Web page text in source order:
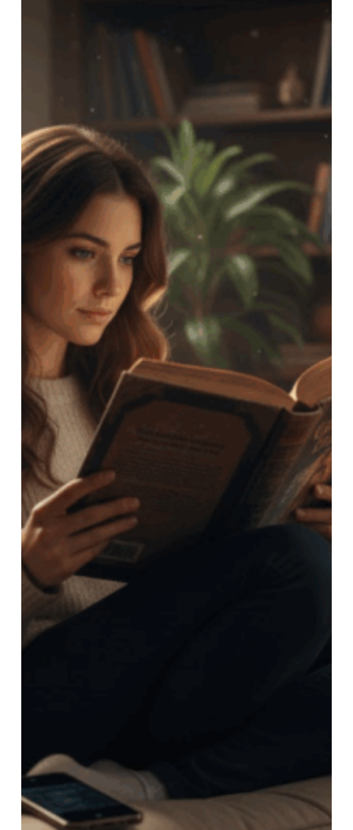
ספרי שמע ופודקאסטים ספרותיים. פורמט
גם מי שלא מוצא זמן לשבת עם ספר פיזי יכול
ליהנות מהידע והסיפור, בשגרת היום־יום או
בדרכים.
כיצד להישאר רלוונטיים
ככותבים גם בעידן
הדיגיטלי?
אכן הרבה השתנה בדרך שבה אנחנו קוראים
ספרים וגם בדרך בה נראים הספרים היום, אבל
יש דרכים לשמור על הרלוונטיות:
ספרים מודפסים
שימור חוויה אותנטית
על אף הפורמטים הדיגיטליים, ספרים מודפסים
שומרים על קסם ייחודי. המגע, הריח והעימוד
מאפשרים לקורא לצלול לחוויה מלאה ואותנטית,
שמחברת אותו לסיפור ברמה הרגשית והחושית.
ספר מודפס נותן תחושת מסורת ויציבות בעולם
משתנה ומאפשר לסופר לשמר את הקשר האישי
והחזק ביותר עם הקוראים שלו.
התאמה לפורמטים נוספים
גם אם אתם חסידי הספרים המודפסים, חשוב
להתאים את הכתיבה לפורמטים דיגיטליים או
לפלטפורמות שמע. זה מאפשר להגיע לקהל רחב
יותר, נותן מענה להעדפות שונות ומעניק לקורא
תחושת נגישות. הספר נמצא שם בשבילו, בכל
מקום ובכל זמן.
שיווק דיגיטלי
שימוש במדיה חברתית, בלוגים ופלטפורמות
שונות מאפשר לסופר ליצור קשר עם הקוראים,
לקבל פידבק ולבנות קהילה סביב היצירה. החיבור
הזה מחזק את ההשפעה של הספר ומועיל גם
הקוראים, יוצרות חיבור אנושי סביב אהבת
הספרים ומעניקות תחושה שכל קריאה היא חלק
מעולם ספרותי משותף ורחב יותר.
תפקידה של ההוצאה